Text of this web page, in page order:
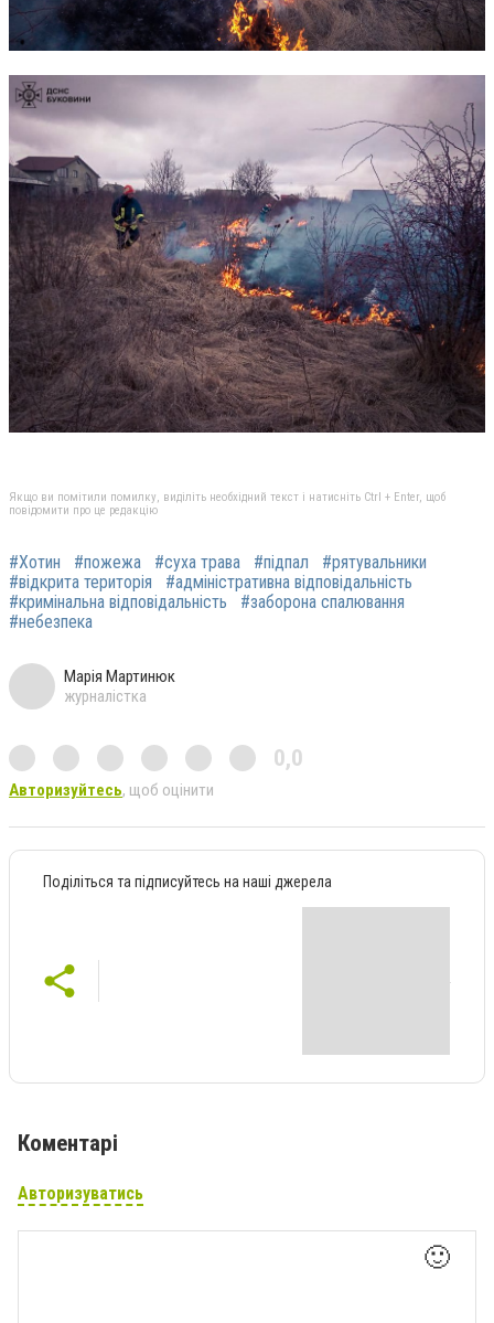
Якщо ви помітили помилку, виділіть необхідний текст і натисніть Ctrl + Enter, щоб
повідомити про це редакцію
#Хотин #пожежа #суха трава #підпал
#рятувальники
#відкрита територія
#адміністративна відповідальність
#кримінальна відповідальність
#заборона спалювання
#небезпека
Марія Мартинюк
журналістка
0,0
Авторизуйтесь, щоб оцінити
Поділіться та підписуйтесь на наші джерела
Коментарі
Авторизуватись
🙂